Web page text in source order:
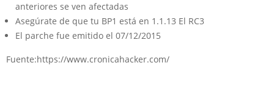
anteriores se ven afectadas
Asegúrate de que tu BP1 está en 1.1.13 El RC3
El parche fue emitido el 07/12/2015
Fuente:https://www.cronicahacker.com/